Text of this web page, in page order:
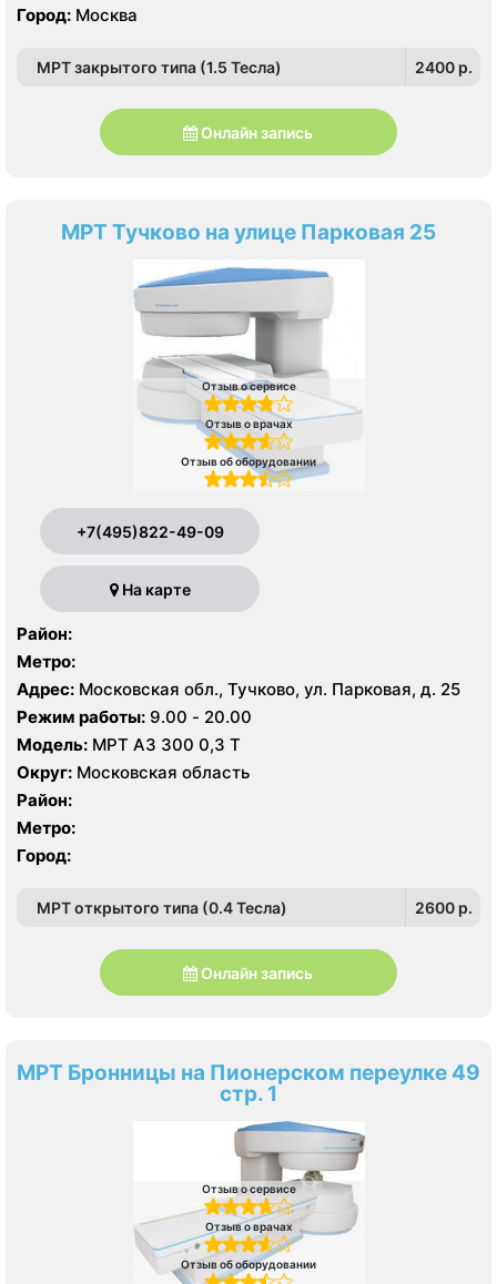
Город: Москва
МРТ закрытого типа (1.5 Тесла) 2400 p.
Онлайн запись
МРТ Тучково на улице Парковая 25
Отзыв о сервисе
Отзыв о врачах
Отзыв об оборудовании
+7(495)822-49-09
На карте
Район:
Метро:
Адрес: Московская обл., Тучково, ул. Парковая, д. 25
Режим работы: 9.00 - 20.00
Модель: МРТ АЗ 300 0,3 Т
Округ: Московская область
Район:
Метро:
Город:
МРТ открытого типа (0.4 Тесла) 2600 p.
Онлайн запись
МРТ Бронницы на Пионерском переулке 49
стр. 1
Отзыв о сервисе
Отзыв о врачах
Отзыв об оборудовании